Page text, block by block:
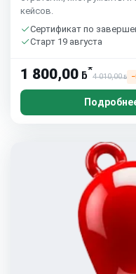
кейсов.
Сертификат по
Старт 19 августа
1 800,00 ƃ*
4 010,00ƃ